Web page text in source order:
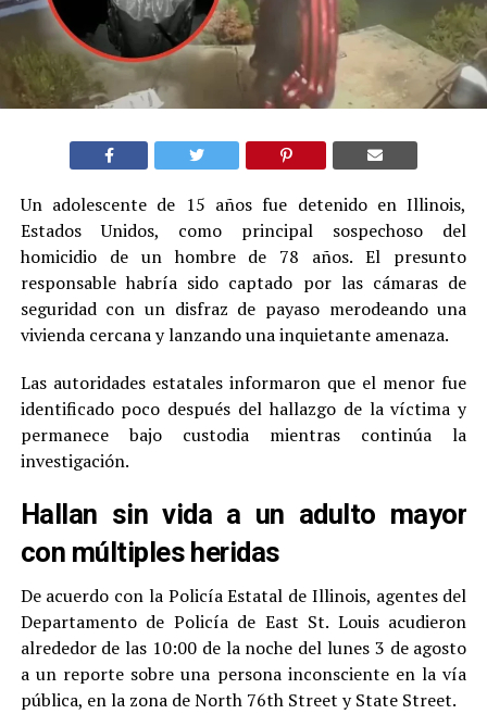
Un adolescente de 15 años fue detenido en Illinois,
Estados Unidos, como principal sospechoso del
homicidio de un hombre de 78 años. El presunto
responsable habría sido captado por las cámaras de
seguridad con un disfraz de payaso merodeando una
vivienda cercana y lanzando una inquietante amenaza.
Las autoridades estatales informaron que el menor fue
identificado poco después del hallazgo de la víctima y
permanece bajo custodia mientras continúa la
investigación.
Hallan sin vida a un adulto mayor
con múltiples heridas
De acuerdo con la Policía Estatal de Illinois, agentes del
Departamento de Policía de East St. Louis acudieron
alrededor de las 10:00 de la noche del lunes 3 de agosto
a un reporte sobre una persona inconsciente en la vía
pública, en la zona de North 76th Street y State Street.